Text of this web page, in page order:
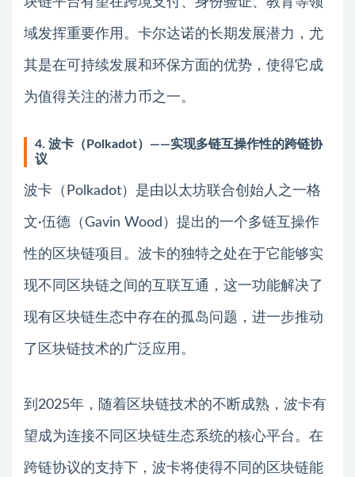
域发挥重要作用。卡尔达诺的长期发展潜力，尤
其是在可持续发展和环保方面的优势，使得它成
为值得关注的潜力币之一。
4. 波卡（Polkadot）——实现多链互操作性的跨链协
议
波卡（Polkadot）是由以太坊联合创始人之一格
文·伍德（Gavin Wood）提出的一个多链互操作
性的区块链项目。波卡的独特之处在于它能够实
现不同区块链之间的互联互通，这一功能解决了
现有区块链生态中存在的孤岛问题，进一步推动
了区块链技术的广泛应用。
到2025年，随着区块链技术的不断成熟，波卡有
望成为连接不同区块链生态系统的核心平台。在
跨链协议的支持下，波卡将使得不同的区块链能